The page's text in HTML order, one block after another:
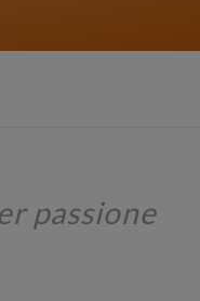
passione